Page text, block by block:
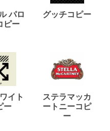
パロ
ピー
グッチコピー
イト
ー
ステラマッカ
ートニーコピ
ー